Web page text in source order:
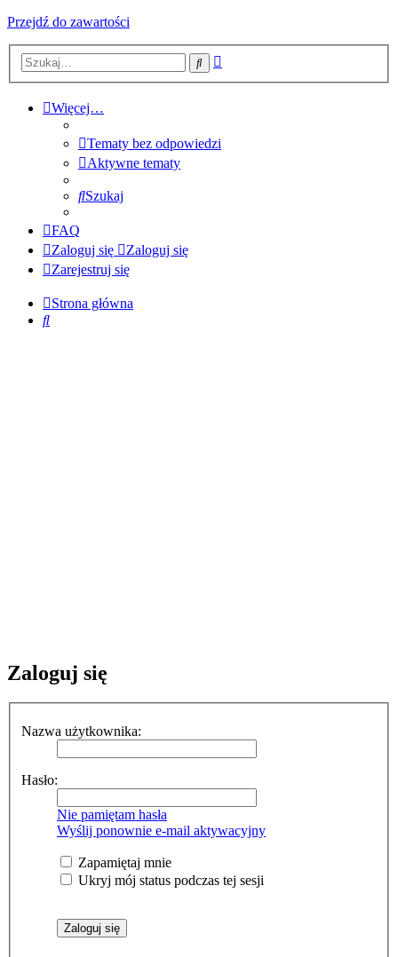
Przejdź do zawartości
Szukaj
Więcej…
Tematy bez odpowiedzi
Aktywne tematy
Szukaj
FAQ
Zaloguj się
Zaloguj się
Zarejestruj się
Strona główna
Szukaj
Zaloguj się
Nazwa użytkownika:
Hasło:
Nie pamiętam hasła
Wyślij ponownie e-mail aktywacyjny
Zapamiętaj mnie
Ukryj mój status podczas tej sesji